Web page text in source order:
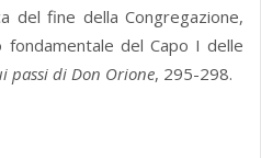
del fine della Congregazione,
del Capo I delle
passi di Don Orione, 295-298.